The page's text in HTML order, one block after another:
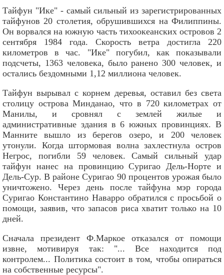
Тайфун "Ике" - самый сильный из зарегистрированных
тайфунов 20 столетия, обрушившихся на Филиппины.
Он ворвался на южную часть тихоокеанских островов 2
сентября 1984 года. Скорость ветра достигла 220
километров в час. "Ике" погубил, как показывали
подсчеты, 1363 человека, было ранено 300 человек, и
остались бездомными 1,12 миллиона человек.
Тайфун вырывал с корнем деревья, оставил без света
столицу острова Минданао, что в 720 километрах от
Манилы, и сровнял с землей жилые и
административные здания в 6 южных провинциях. В
Манните вышло из берегов озеро, и 200 человек
утонули. Когда штормовая волна захлестнула остров
Негрос, погибли 59 человек. Самый сильный удар
тайфун нанес на провинцию Суригао Дель-Норте и
Дель-Сур. В районе Суригао 90 процентов урожая было
уничтожено. Через день после тайфуна мэр города
Суригао Константино Наварро обратился с просьбой о
помощи, заявив, что запасов риса хватит только на 10
дней.
Сначала президент Ф.Маркое отказался от помощи
извне, мотивируя так: "... Все находится под
контролем... Политика состоит в том, чтобы опираться
на собственные ресурсы".